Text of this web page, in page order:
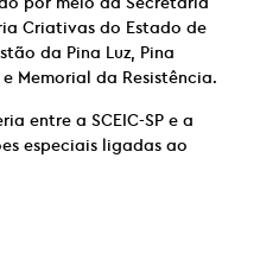
Criativas do Estado de
da Pina Luz, Pina
Memorial da Resistência.
entre a SCEIC-SP e a
especiais ligadas ao